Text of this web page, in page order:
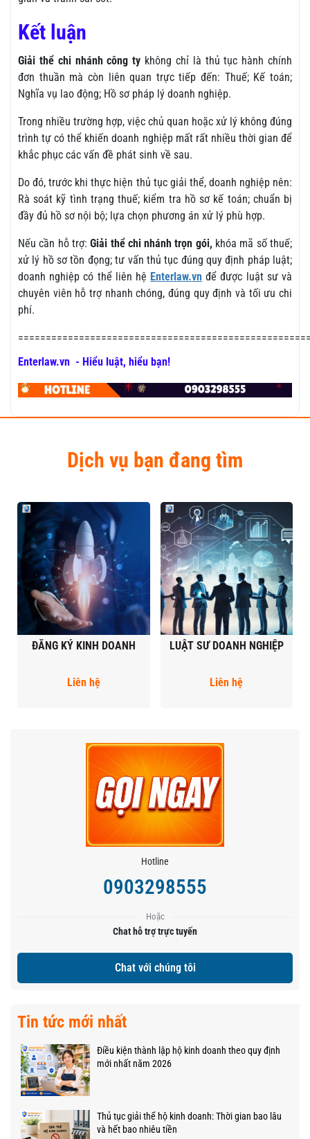
Kết luận
Giải thể chi nhánh công ty không chỉ là thủ tục hành chính
đơn thuần mà còn liên quan trực tiếp đến: Thuế; Kế toán;
Nghĩa vụ lao động; Hồ sơ pháp lý doanh nghiệp.
Trong nhiều trường hợp, việc chủ quan hoặc xử lý không đúng
trình tự có thể khiến doanh nghiệp mất rất nhiều thời gian để
khắc phục các vấn đề phát sinh về sau.
Do đó, trước khi thực hiện thủ tục giải thể, doanh nghiệp nên:
Rà soát kỹ tình trạng thuế; kiểm tra hồ sơ kế toán; chuẩn bị
đầy đủ hồ sơ nội bộ; lựa chọn phương án xử lý phù hợp.
Nếu cần hỗ trợ: Giải thể chi nhánh trọn gói, khóa mã số thuế;
xử lý hồ sơ tồn đọng; tư vấn thủ tục đúng quy định pháp luật;
doanh nghiệp có thể liên hệ Enterlaw.vn để được luật sư và
chuyên viên hỗ trợ nhanh chóng, đúng quy định và tối ưu chi
phí.
Enterlaw.vn - Hiểu luật, hiểu bạn!
Dịch vụ bạn đang tìm
ĐĂNG KÝ KINH DOANH
Liên hệ
LUẬT SƯ DOANH NGHIỆP
Liên hệ
Hotline
0903298555
Hoặc
Chat hỗ trợ trực tuyến
Chat với chúng tôi
Tin tức mới nhất
Điều kiện thành lập hộ kinh doanh theo quy định
mới nhất năm 2026
Thủ tục giải thể hộ kinh doanh: Thời gian bao lâu
và hết bao nhiêu tiền